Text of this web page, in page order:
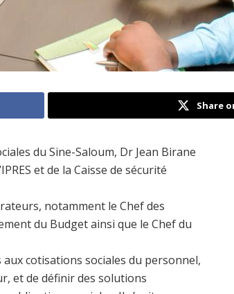
Share
du Sine-Saloum, Dr Jean Birane
et de la Caisse de sécurité
notamment le Chef des
du Budget ainsi que le Chef du
cotisations sociales du personnel,
et de définir des solutions